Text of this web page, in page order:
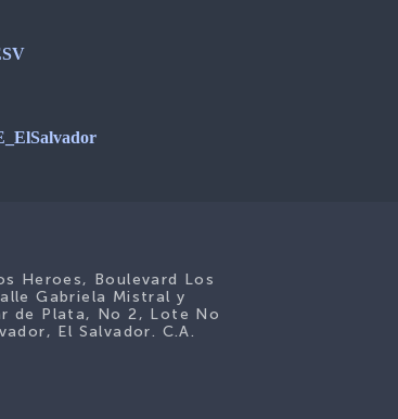
Heroes, Boulevard Los
Gabriela Mistral y
de Plata, No 2, Lote No
El Salvador. C.A.